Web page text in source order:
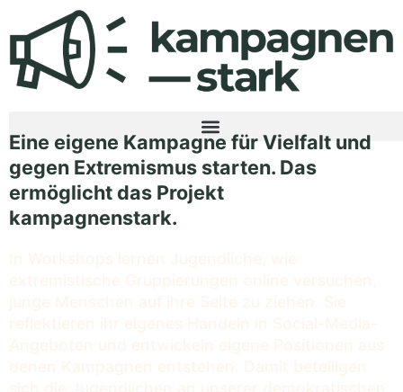
Eine eigene Kampagne für Vielfalt und
gegen Extremismus starten. Das
ermöglicht das Projekt
kampagnenstark.